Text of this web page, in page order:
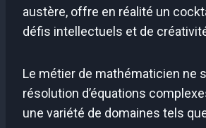
austère, offre en réalité un
défis intellectuels et de
Le métier de mathématicien ne
résolution d’équations
une variété de domaines tels